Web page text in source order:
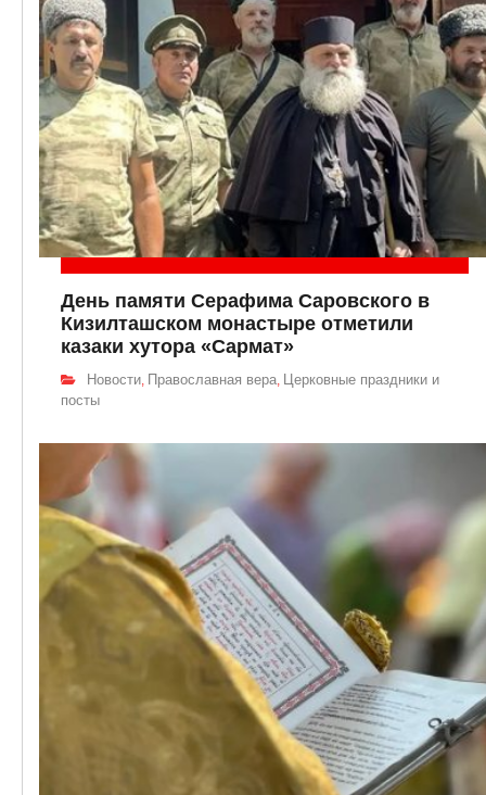
День памяти Серафима Саровского в
Кизилташском монастыре отметили
казаки хутора «Сармат»
Новости, Православная вера, Церковные праздники и
посты